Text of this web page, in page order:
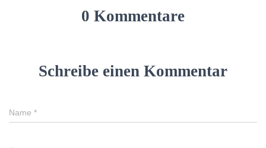
0 Kommentare
Schreibe einen Kommentar
Name *